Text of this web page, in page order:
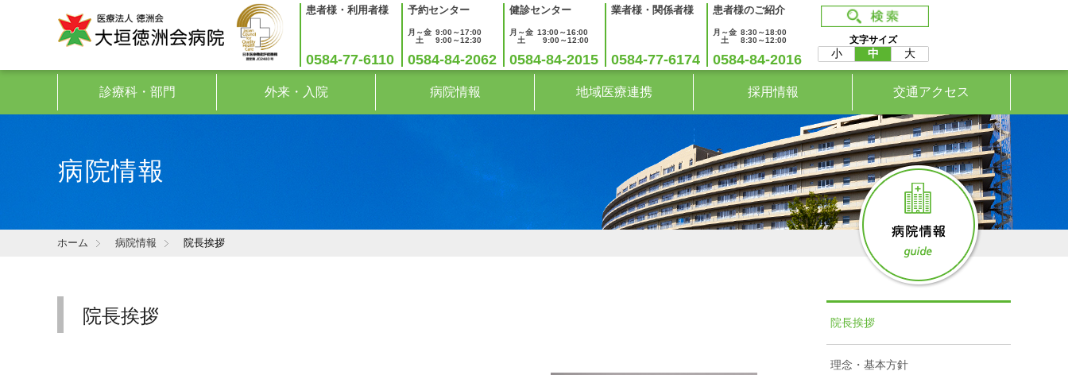
患者様・利用者様
0584-77-6110
予約センター
月～金 9:00～17:00
土
9:00～12:30
0584-84-2062
健診センター
月～金 13:00～16:00
土
9:00～12:00
0584-84-2015
業者様・関係者様
0584-77-6174
患者様のご紹介
月～金 8:30～18:00
土
8:30～12:00
0584-84-2016
文字サイズ
小 中 大
診療科・部門 外来・入院 病院情報 地域医療連携 採用情報 交通アクセス
病院情報
ホーム 病院情報 院長挨拶
院長挨拶 院長挨拶
理念・基本方針